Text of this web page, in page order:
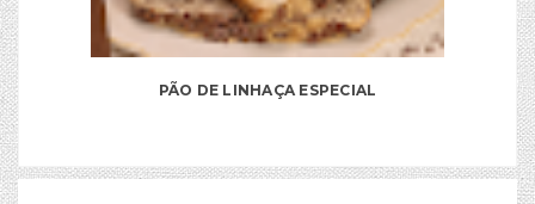
PÃO DE LINHAÇA ESPECIAL